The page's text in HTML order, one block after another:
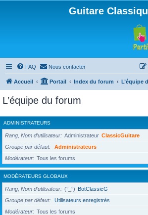
Guitare
FAQ Nous contacter
Accueil Portail Index du forum L’équipe
L’équipe du forum
ADMINISTRATEURS
Rang, Nom d’utilisateur Administrateur ClassicGuitare
Groupe par défaut
Administrateurs
Modérateur
Tous les forums
MODÉRATEURS GLOBAUX
Rang, Nom d’utilisateur (°_°) BotClassicG
Groupe par défaut
Utilisateurs enregistrés
Modérateur
Tous les forums